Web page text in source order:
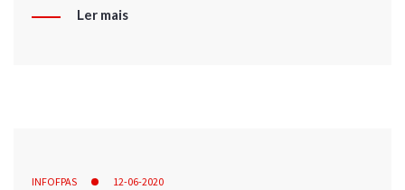
Ler mais
INFOFPAS 12-06-2020